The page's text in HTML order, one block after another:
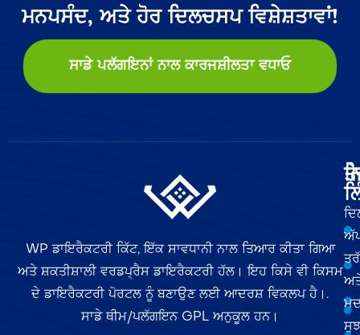
ਮਨਪਸੰਦ, ਅਤੇ ਹੋਰ ਦਿਲਚਸਪ ਵਿਸ਼ੇਸ਼ਤਾਵਾਂ!
ਸਾਡੇ ਪਲੱਗਇਨਾਂ ਨਾਲ ਕਾਰਜਸ਼ੀਲਤਾ ਵਧਾਓ
WP ਡਾਇਰੈਕਟਰੀ ਕਿੱਟ, ਇੱਕ ਸਾਵਧਾਨੀ ਨਾਲ ਤਿਆਰ ਕੀਤਾ ਗਿਆ
ਅਤੇ ਸ਼ਕਤੀਸ਼ਾਲੀ ਵਰਡਪ੍ਰੈਸ ਡਾਇਰੈਕਟਰੀ ਹੱਲ। ਇਹ ਕਿਸੇ ਵੀ ਕਿਸਮ
ਦੇ ਡਾਇਰੈਕਟਰੀ ਪੋਰਟਲ ਨੂੰ ਬਣਾਉਣ ਲਈ ਆਦਰਸ਼ ਵਿਕਲਪ ਹੈ।.
ਸਾਡੇ ਥੀਮ/ਪਲੱਗਇਨ GPL ਅਨੁਕੂਲ ਹਨ।